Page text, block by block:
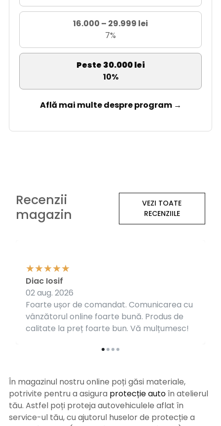
16.000 – 29.999 lei
7%
Peste 30.000 lei
10%
Află mai multe despre program →
Recenzii
magazin
VEZI TOATE
RECENZIILE
Foarte ușor de comandat. Comunicarea cu
vânzătorul online foarte bună. Produs de
calitate la preț foarte bun. Vă mulțumesc!
Diac Iosif
02 aug. 2026
În magazinul nostru online poți găsi materiale,
potrivite pentru a asigura protecție autoîn atelierul
tău. Astfel poți proteja autovehiculele aflat în
service-ul tău, cu ajutorul huselor de protecție a